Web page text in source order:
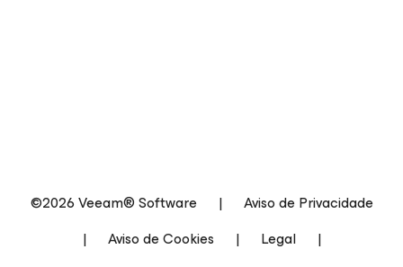
©2026 Veeam® Software |
Aviso de Privacidade
|
Aviso de Cookies | Legal
|